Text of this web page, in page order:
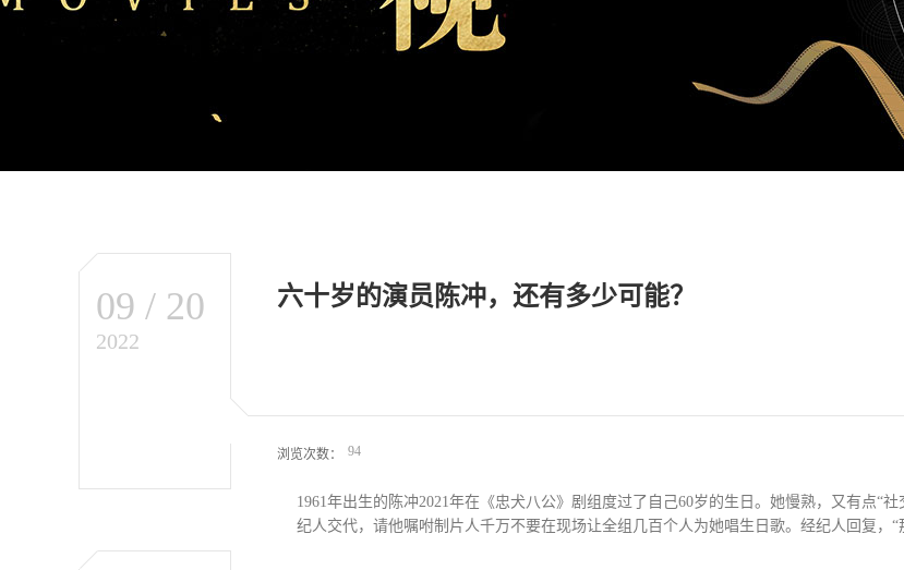
六十岁的演员陈冲，还有多少可能？
1961年出生的陈冲2021年在《忠犬八公》剧组度过了自己60岁的生日。她慢熟，又有点“
纪人交代，请他嘱咐制片人千万不要在现场让全组几百个人为她唱生日歌。经纪人回复，
09 / 20
2022
浏览次数： 94